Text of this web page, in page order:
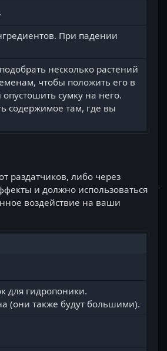
При падении
несколько растений
чтобы положить его в
сумку на него.
содержимое там, где вы
раздатчиков, либо через
и должно использоваться
воздействие на ваши
для гидропоники.
(они также будут большими).